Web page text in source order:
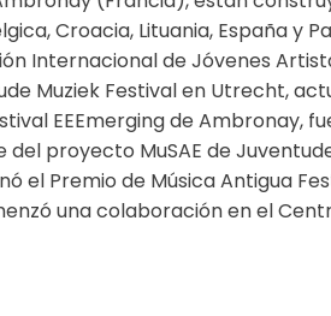
Croacia, Lituania, España y
Internacional de Jóvenes
Muziek Festival en Utrecht,
EEEmerging de
proyecto MuSAE de
el Premio de Música Antigua
una colaboración en el